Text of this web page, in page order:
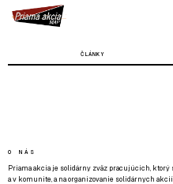
ČLÁNKY
O NÁS
Priama akcia je solidárny zväz pracujúcich,
a v komunite, a na organizovanie solidárnych